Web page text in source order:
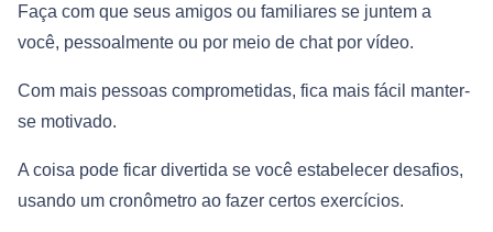
Faça com que seus amigos ou familiares se juntem a
você, pessoalmente ou por meio de chat por vídeo.
Com mais pessoas comprometidas, fica mais fácil manter-
se motivado.
A coisa pode ficar divertida se você estabelecer desafios,
usando um cronômetro ao fazer certos exercícios.